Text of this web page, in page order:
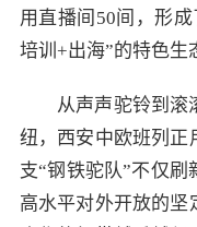
用直播间50间，形
培训+出海”的特色生
从声声驼铃到滚
纽，西安中欧班列正
支“钢铁驼队”不仅
高水平对外开放的坚